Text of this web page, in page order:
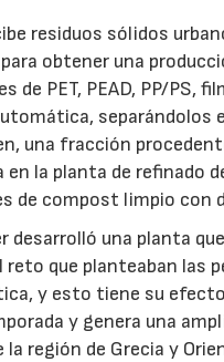
residuos sólidos
obtener una
de PET, PEAD, PP/
separándolos
una fracción
la planta de refinado
de compost limpio
desarrolló una planta
reto que planteaban las
y esto tiene su
y genera una
región de Grecia y